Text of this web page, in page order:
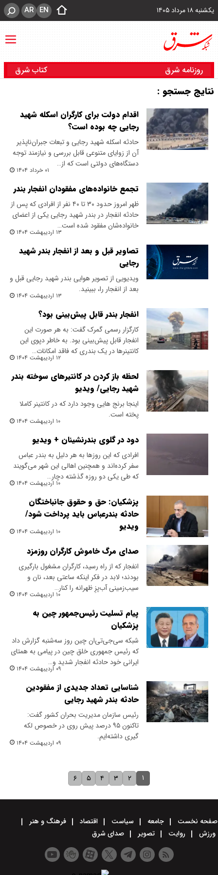
یکشنبه ۱۸ مرداد ۱۴۰۵ EN
AR
روزنامه شرق کتاب شرق
نتایج جستجو :
اقدام دولت برای کارگران اسکله شهید
رجایی چه بوده است؟
حادثه اسکله شهید رجایی و تبعات جبران‌ناپذیر
آن از زوایای متنوعی قابل بررسی و نیازمند توجه
دستگاه‌های دولتی است که از…
۰۱ خرداد ۱۴۰۴
تجمع خانواده‌های مفقودان انفجار بندر
ظهر امروز حدود ۳۰ تا ۴۰ نفر از افرادی که پس از
حادثه انفجار در بندر شهید رجایی یکی از اعضای
خانواده‌شان مفقود شده است…
۱۳ اردیبهشت ۱۴۰۴
تصاویر قبل و بعد از انفجار بندر شهید
رجایی
ویدیویی از تصویر هوایی بندر شهید رجایی قبل و
بعد از انفجار را، ببینید.
۱۳ اردیبهشت ۱۴۰۴
انفجار بندر قابل پیش‌بینی بود؟
کارگزار رسمی گمرک گفت: به هر صورت این
انفجار قابل پیش‌بینی بود. به خاطر دپوی این
کانتینرها در یک بندری که فاقد امکانات…
۱۲ اردیبهشت ۱۴۰۴
لحظه باز کردن در کانتیرهای سوخته بندر
شهید رجایی/ ویدیو
اینجا برنج هایی وجود دارد که در کانتینر کاملا
پخته است.
۱۰ اردیبهشت ۱۴۰۴
دود در گلوی بندرنشینان + ویدیو
افرادی که این روزها به هر دلیل به بندر عباس
سفر کرده‌اند و همچنین اهالی این شهر می‌گویند
که طی یکی دو روزه گذشته دچار…
۱۰ اردیبهشت ۱۴۰۴
پزشکیان: حق و حقوق جانباختگان
حادثه بندرعباس باید پرداخت شود/
ویدیو
۱۰ اردیبهشت ۱۴۰۴
صدای مرگ خاموش کارگران روزمزد
انفجار که از راه رسید، کارگران مشغول بارگیری
بودند؛ لابد در فکر اینکه ساعتی بعد، نان و
سیب‌زمینی آب‌پزِ ظهرانه را کنار…
۱۰ اردیبهشت ۱۴۰۴
پیام تسلیت رئیس‌جمهور چین به
پزشکیان
شبکه سی‌جی‌تی‌ان چین روز سه‌شنبه گزارش داد
که رئیس جمهوری خلق چین در پیامی به همتای
ایرانی خود حادثه انفجار شدید و…
۰۹ اردیبهشت ۱۴۰۴
شناسایی تعداد جدیدی از مفقودین
حادثه بندر شهید رجایی
رئیس سازمان مدیریت بحران کشور گفت:
تاکنون ۹۵ درصد پیش روی در خصوص لکه
گیری داشته‌ایم.
۰۹ اردیبهشت ۱۴۰۴
۱ ۲ ۳ ۴ ۵ ۶
صفحه نخست جامعه سیاست اقتصاد
فرهنگ و هنر
ورزش
روایت تصویر صدای شرق